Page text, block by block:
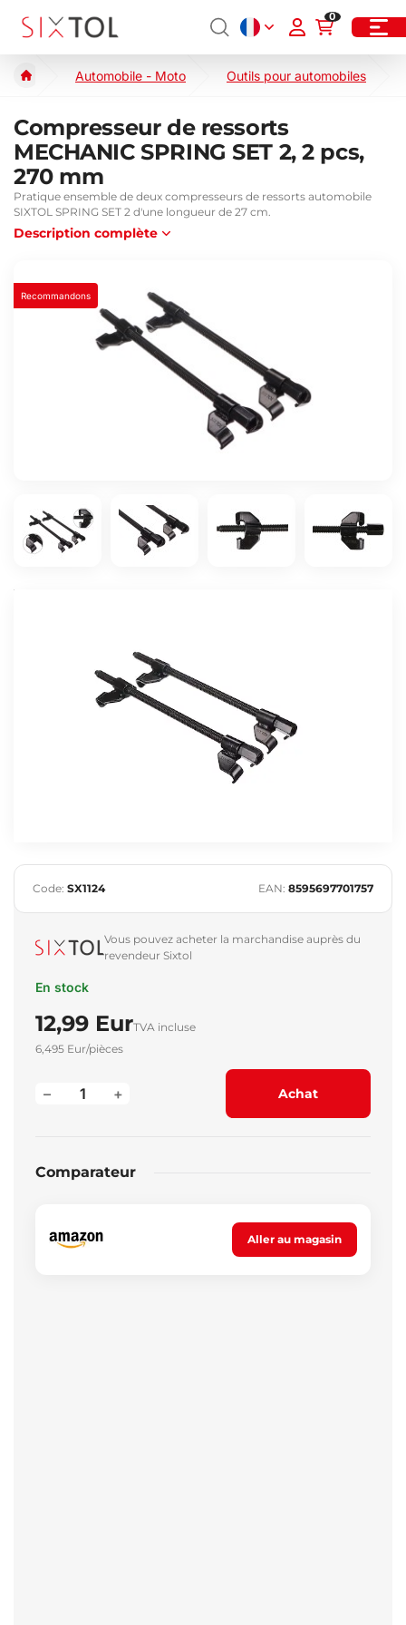
0
Automobile - Moto Outils pour automobiles
Compresseur de ressorts
MECHANIC SPRING SET 2, 2 pcs,
270 mm
Pratique ensemble de deux compresseurs de ressorts automobile
SIXTOL SPRING SET 2 d'une longueur de 27 cm.
Description complète
Recommandons
Code: SX1124 EAN: 8595697701757
Vous pouvez acheter la marchandise auprès du
revendeur Sixtol
En stock
12,99 EurTVA incluse
6,495 Eur/pièces
+
– Achat
Comparateur
Aller au magasin